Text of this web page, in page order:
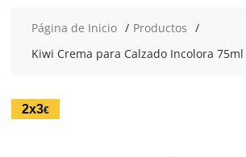
Página de Inicio
Productos
Kiwi Crema para Calzado Incolora 75ml
2x3€